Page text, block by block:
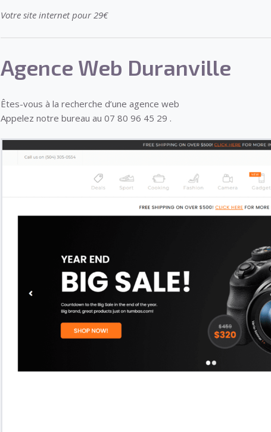
Votre site internet pour 29€
Agence Web Duranville
Êtes-vous à la recherche d’une agence web
Appelez notre bureau au 07 80 96 45 29 .